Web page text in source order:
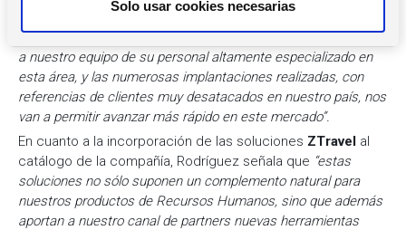
m
i
e
n
t
o
Solo usar cookies necesarias
Management y una experiencia muy valiosa. La incorporación
a nuestro equipo de su personal altamente especializado en
esta área, y las numerosas implantaciones realizadas, con
referencias de clientes muy desatacados en nuestro país, nos
van a permitir avanzar más rápido en este mercado”.
En cuanto a la incorporación de las soluciones ZTravel al
catálogo de la compañía, Rodríguez señala que “estas
soluciones no sólo suponen un complemento natural para
nuestros productos de Recursos Humanos, sino que además
aportan a nuestro canal de partners nuevas herramientas